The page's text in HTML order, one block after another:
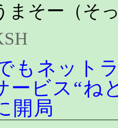
まそー（そ
もネット
ービス“ね
開局